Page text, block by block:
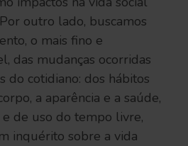
outro lado, buscamos
o mais fino e
das mudanças ocorridas
do cotidiano: dos hábitos
a aparência e a saúde,
de uso do tempo livre,
inquérito sobre a vida